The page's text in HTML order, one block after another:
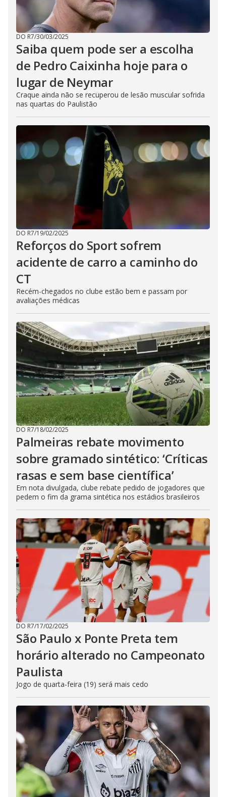
DO R7/30/03/2025
Saiba quem pode ser a escolha
de Pedro Caixinha hoje para o
lugar de Neymar
Craque ainda não se recuperou de lesão muscular sofrida
nas quartas do Paulistão
DO R7/19/02/2025
Reforços do Sport sofrem
acidente de carro a caminho do
CT
Recém-chegados no clube estão bem e passam por
avaliações médicas
DO R7/18/02/2025
Palmeiras rebate movimento
sobre gramado sintético: ‘Críticas
rasas e sem base científica’
Em nota divulgada, clube rebate pedido de jogadores que
pedem o fim da grama sintética nos estádios brasileiros
DO R7/17/02/2025
São Paulo x Ponte Preta tem
horário alterado no Campeonato
Paulista
Jogo de quarta-feira (19) será mais cedo